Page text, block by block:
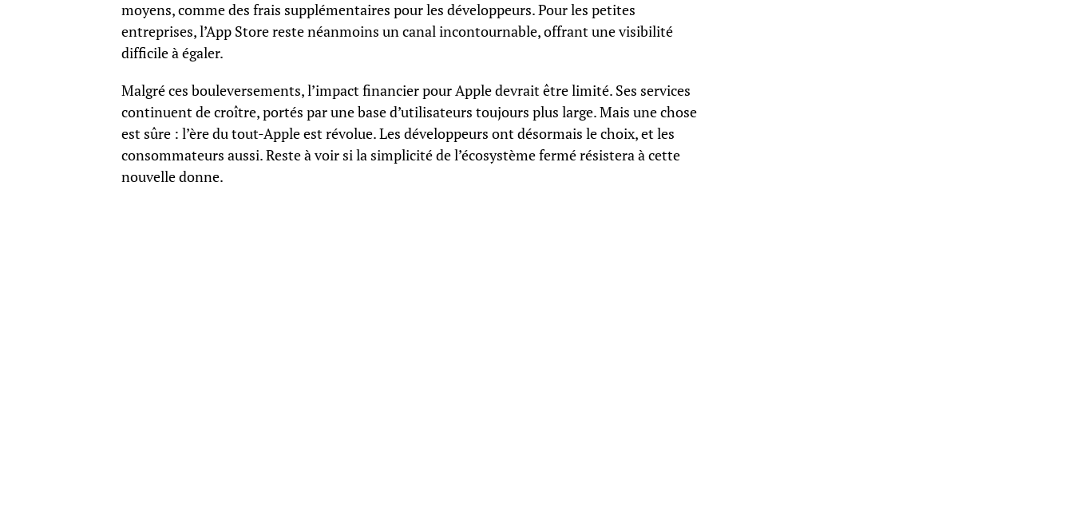
moyens, comme des frais supplémentaires pour les développeurs. Pour les petites
entreprises, l’App Store reste néanmoins un canal incontournable, offrant une visibilité
difficile à égaler.
Malgré ces bouleversements, l’impact financier pour Apple devrait être limité. Ses services
continuent de croître, portés par une base d’utilisateurs toujours plus large. Mais une chose
est sûre : l’ère du tout-Apple est révolue. Les développeurs ont désormais le choix, et les
consommateurs aussi. Reste à voir si la simplicité de l’écosystème fermé résistera à cette
nouvelle donne.